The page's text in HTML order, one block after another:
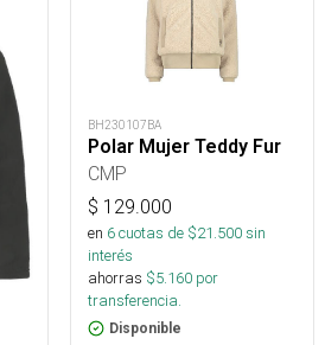
BH230107BA
Polar Mujer Teddy Fur
CMP
$ 129.000
en 6cuotas de $21.500sin
interés
ahorras $5.160 por
transferencia.
Disponible